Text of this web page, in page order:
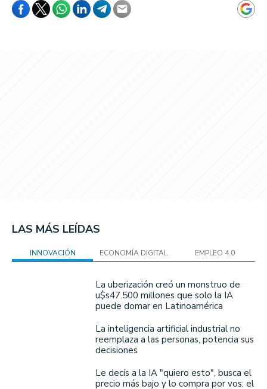
LAS MÁS LEÍDAS
INNOVACIÓN ECONOMÍA DIGITAL EMPLEO 4.0
La uberización creó un monstruo de
u$s47.500 millones que solo la IA
puede domar en Latinoamérica
La inteligencia artificial industrial no
reemplaza a las personas, potencia sus
decisiones
Le decís a la IA "quiero esto", busca el
precio más bajo y lo compra por vos: el